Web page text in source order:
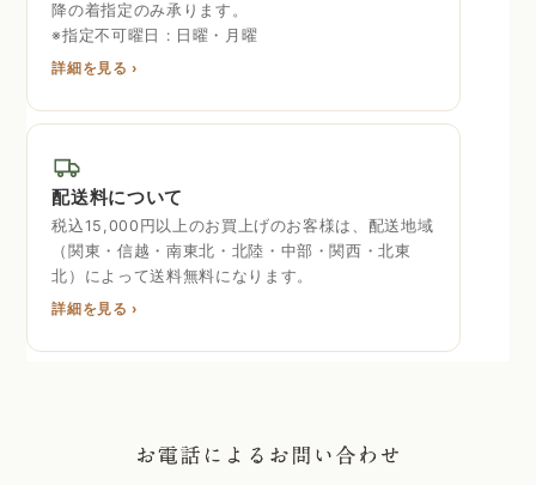
降の着指定のみ承ります。
※指定不可曜日 : 日曜・月曜
詳細を見る ›
配送料について
税込15,000円以上のお買上げのお客様は、配送地域
（関東・信越・南東北・北陸・中部・関西・北東
北）によって送料無料になります。
詳細を見る ›